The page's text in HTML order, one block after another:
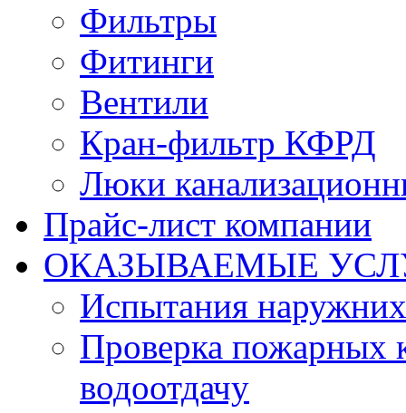
Фильтры
Фитинги
Вентили
Кран-фильтр КФРД
Люки
Прайс-лист компании
ОКАЗЫВАЕМЫЕ
Испытания
Проверка пожарных
водоотдачу